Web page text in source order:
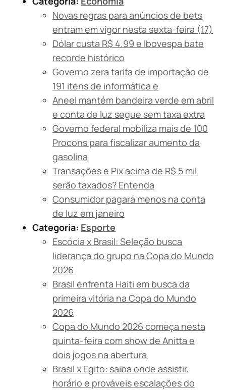
Novas regras para anúncios de bets
entram em vigor nesta sexta-feira (17)
Dólar custa R$ 4.99 e Ibovespa bate
recorde histórico
Governo zera tarifa de importação de
191 itens de informática e
Aneel mantém bandeira verde em abril
e conta de luz segue sem taxa extra
Governo federal mobiliza mais de 100
Procons para fiscalizar aumento da
gasolina
Transações e Pix acima de R$ 5 mil
serão taxados? Entenda
Consumidor pagará menos na conta
de luz em janeiro
Categoria: Esporte
Escócia x Brasil: Seleção busca
liderança do grupo na Copa do Mundo
2026
Brasil enfrenta Haiti em busca da
primeira vitória na Copa do Mundo
2026
Copa do Mundo 2026 começa nesta
quinta-feira com show de Anitta e
dois jogos na abertura
Brasil x Egito: saiba onde assistir,
horário e prováveis escalações do